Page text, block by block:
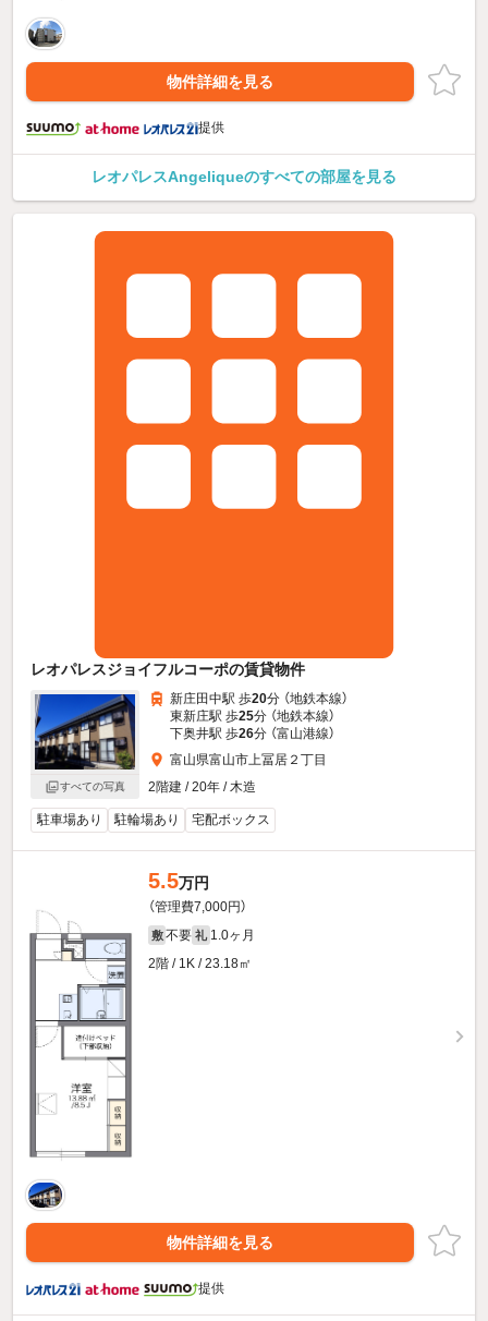
物件詳細を見る
提供
レオパレスAngeliqueのすべての部屋を見る
レオパレスジョイフルコーポの賃貸物件
すべての写真
新庄田中駅 歩20分 （地鉄本線）
東新庄駅 歩25分 （地鉄本線）
下奥井駅 歩26分 （富山港線）
富山県富山市上冨居２丁目
2階建 / 20年 / 木造
駐車場あり 駐輪場あり 宅配ボックス
5.5万円
（管理費7,000円）
敷 不要 礼 1.0ヶ月
2階 / 1K / 23.18㎡
物件詳細を見る
提供